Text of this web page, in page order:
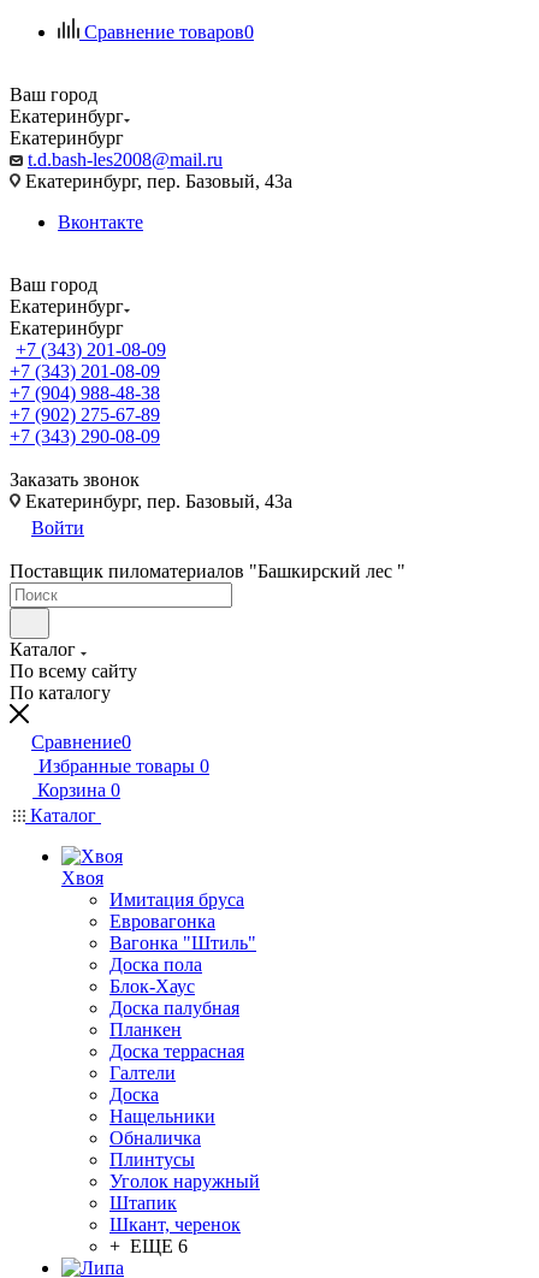
Сравнение товаров0
Ваш город
Екатеринбург
Екатеринбург
t.d.bash-les2008@mail.ru
Екатеринбург, пер. Базовый, 43а
Вконтакте
Ваш город
Екатеринбург
Екатеринбург
+7 (343) 201-08-09
+7 (343) 201-08-09
+7 (904) 988-48-38
+7 (902) 275-67-89
+7 (343) 290-08-09
Заказать звонок
Екатеринбург, пер. Базовый, 43а
Войти
Поставщик пиломатериалов "Башкирский лес "
Каталог
По всему сайту
По каталогу
Сравнение0
Избранные товары 0
Корзина 0
Каталог
Хвоя
Имитация бруса
Евровагонка
Вагонка "Штиль"
Доска пола
Блок-Хаус
Доска палубная
Планкен
Доска террасная
Галтели
Доска
Нащельники
Обналичка
Плинтусы
Уголок наружный
Штапик
Шкант, черенок
+ ЕЩЕ 6